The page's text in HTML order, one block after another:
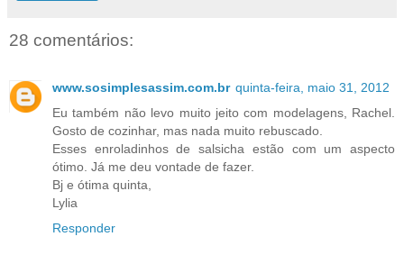
28 comentários:
www.sosimplesassim.com.br quinta-feira, maio 31, 2012
Eu também não levo muito jeito com modelagens, Rachel.
Gosto de cozinhar, mas nada muito rebuscado.
Esses enroladinhos de salsicha estão com um aspecto
ótimo. Já me deu vontade de fazer.
Bj e ótima quinta,
Lylia
Responder